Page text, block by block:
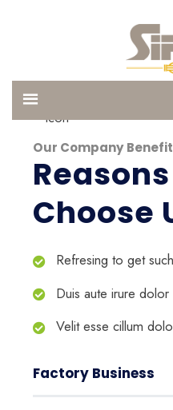
Our Company
Choose
Refresing to get
Duis aute irure
Velit esse cillum
Factory Business